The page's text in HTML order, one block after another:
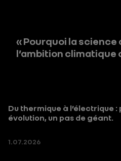
« Pourquoi la
l’ambition climatique
Du thermique à l’électrique :
évolution, un pas de géant.
1.07.2026